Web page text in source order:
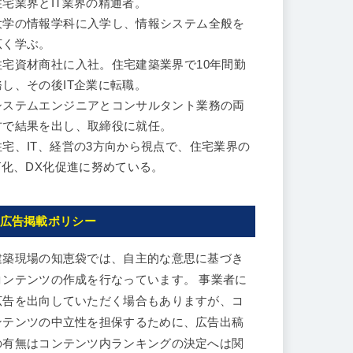
宅業界とIT業界の精通者。
学の情報学科に入学し、情報システム全般を
学ぶ。
宅資材商社に入社。住宅建築業界で10年間勤
し、その後IT企業に転職。
ステムエンジニアとコンサルタント業務の両
で結果を出し、取締役に就任。
宅、IT、経営の3方向から視点で、住宅業界の
、DX化促進に努めている。
広告掲載ポリシー
築現場の知恵袋では、自主的な意思に基づき
ンテンツの作成を行なっています。 事業者に
告を出向していただく場合もありますが、コ
テンツの中立性を担保するために、広告出稿
有無はコンテンツ内ランキングの決定へは関